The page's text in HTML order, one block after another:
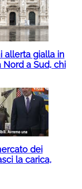
allerta gialla in
a Sud, chi
dei
la carica,